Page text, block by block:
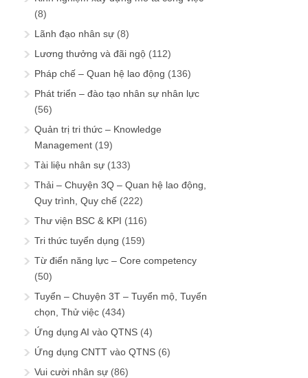
(8)
Lãnh đạo nhân sự (8)
Lương thưởng và đãi ngộ (112)
Pháp chế – Quan hệ lao động (136)
Phát triển – đào tạo nhân sự nhân lực
(56)
Quản trị tri thức – Knowledge
Management (19)
Tài liệu nhân sự (133)
Thải – Chuyện 3Q – Quan hệ lao động,
Quy trình, Quy chế (222)
Thư viện BSC & KPI (116)
Tri thức tuyển dụng (159)
Từ điển năng lực – Core competency
(50)
Tuyển – Chuyện 3T – Tuyển mộ, Tuyển
chọn, Thử việc (434)
Ứng dụng AI vào QTNS (4)
Ứng dụng CNTT vào QTNS (6)
Vui cười nhân sự (86)